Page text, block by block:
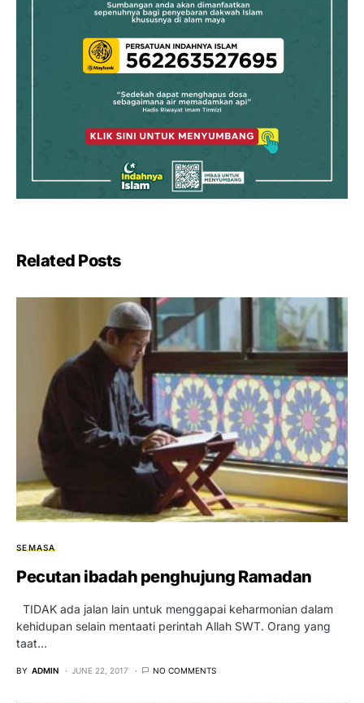
Related Posts
SEMASA
Pecutan ibadah penghujung Ramadan
TIDAK ada jalan lain untuk menggapai keharmonian dalam
kehidupan selain mentaati perintah Allah SWT. Orang yang
taat…
BY ADMIN JUNE 22, 2017 NO COMMENTS